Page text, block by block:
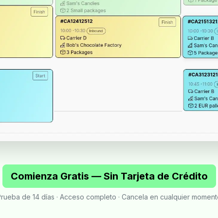
Comienza Gratis — Sin Tarjeta de Crédito
de 14 días · Acceso completo · Cancela en cualquier